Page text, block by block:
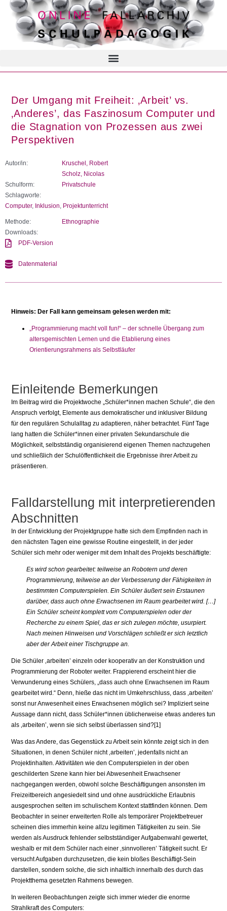
Der Umgang mit Freiheit: ‚Arbeit’ vs.
‚Anderes’, das Faszinosum Computer und
die Stagnation von Prozessen aus zwei
Perspektiven
Autor/in:
Kruschel, Robert
Scholz, Nicolas
Schulform:
Privatschule
Schlagworte:
Computer, Inklusion Projektunterricht
Methode:
Ethnographie
Downloads:
PDF-Version
Datenmaterial
Hinweis: Der Fall kann gemeinsam gelesen werden mit:
„Programmierung macht voll fun!“ – der schnelle Übergang zum
altersgemischten Lernen und die Etablierung eines
Orientierungsrahmens als Selbstläufer
Einleitende Bemerkungen
Im Beitrag wird die Projektwoche „Schüler*innen machen Schule“, die den
Anspruch verfolgt, Elemente aus demokratischer und inklusiver Bildung
für den regulären Schulalltag zu adaptieren, näher betrachtet. Fünf Tage
lang hatten die Schüler*innen einer privaten Sekundarschule die
Möglichkeit, selbstständig organisierend eigenen Themen nachzugehen
und schließlich der Schulöffentlichkeit die Ergebnisse ihrer Arbeit zu
präsentieren.
Falldarstellung mit interpretierenden
Abschnitten
In der Entwicklung der Projektgruppe hatte sich dem Empfinden nach in
den nächsten Tagen eine gewisse Routine eingestellt, in der jeder
Schüler sich mehr oder weniger mit dem Inhalt des Projekts beschäftigte:
Es wird schon gearbeitet: teilweise an Robotern und deren
Programmierung, teilweise an der Verbesserung der Fähigkeiten in
bestimmten Computerspielen. Ein Schüler äußert sein Erstaunen
darüber, dass auch ohne Erwachsenen im Raum gearbeitet wird. […]
Ein Schüler scheint komplett vom Computerspielen oder der
Recherche zu einem Spiel, das er sich zulegen möchte, usurpiert.
Nach meinen Hinweisen und Vorschlägen schließt er sich letztlich
aber der Arbeit einer Tischgruppe an.
Die Schüler ‚arbeiten’ einzeln oder kooperativ an der Konstruktion und
Programmierung der Roboter weiter. Frappierend erscheint hier die
Verwunderung eines Schülers, „dass auch ohne Erwachsenen im Raum
gearbeitet wird.“ Denn, hieße das nicht im Umkehrschluss, dass ‚arbeiten’
sonst nur Anwesenheit eines Erwachsenen möglich sei? Impliziert seine
Aussage dann nicht, dass Schüler*innen üblicherweise etwas anderes tun
als ‚arbeiten’, wenn sie sich selbst überlassen sind?[1]
Was das Andere, das Gegenstück zu Arbeit sein könnte zeigt sich in den
Situationen, in denen Schüler nicht ‚arbeiten’, jedenfalls nicht an
Projektinhalten. Aktivitäten wie den Computerspielen in der oben
geschilderten Szene kann hier bei Abwesenheit Erwachsener
nachgegangen werden, obwohl solche Beschäftigungen ansonsten im
Freizeitbereich angesiedelt sind und ohne ausdrückliche Erlaubnis
ausgesprochen selten im schulischem Kontext stattfinden können. Dem
Beobachter in seiner erweiterten Rolle als temporärer Projektbetreuer
scheinen dies immerhin keine allzu legitimen Tätigkeiten zu sein. Sie
werden als Ausdruck fehlender selbstständiger Aufgabenwahl gewertet,
weshalb er mit dem Schüler nach einer ‚sinnvolleren’ Tätigkeit sucht. Er
versucht Aufgaben durchzusetzen, die kein bloßes Beschäftigt-Sein
darstellen, sondern solche, die sich inhaltlich innerhalb des durch das
Projektthema gesetzten Rahmens bewegen.
In weiteren Beobachtungen zeigte sich immer wieder die enorme
Strahlkraft des Computers: